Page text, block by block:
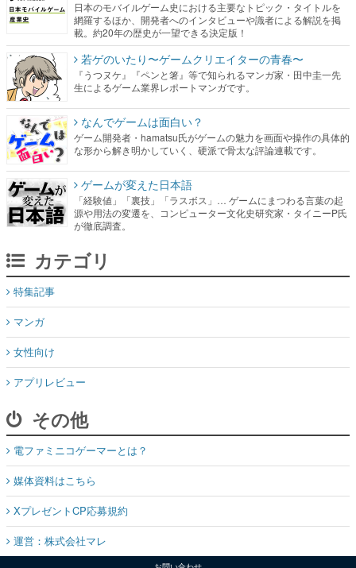
日本のモバイルゲーム史における主要なトピック・タイトルを
網羅するほか、開発者へのインタビューや識者による解説を掲
載。約20年の歴史が一望できる決定版！
若ゲのいたり〜ゲームクリエイターの青春〜
『うつヌケ』『ペンと箸』等で知られるマンガ家・田中圭一先
生によるゲーム業界レポートマンガです。
なんでゲームは面白い？
ゲーム開発者・hamatsu氏がゲームの魅力を画面や操作の具体的
な形から解き明かしていく、硬派で骨太な評論連載です。
ゲームが変えた日本語
「経験値」「裏技」「ラスボス」… ゲームにまつわる言葉の起
源や用法の変遷を、コンピューター文化史研究家・タイニーP氏
が徹底調査。
カテゴリ
特集記事
マンガ
女性向け
アプリレビュー
その他
電ファミニコゲーマーとは？
媒体資料はこちら
XプレゼントCP応募規約
運営：株式会社マレ